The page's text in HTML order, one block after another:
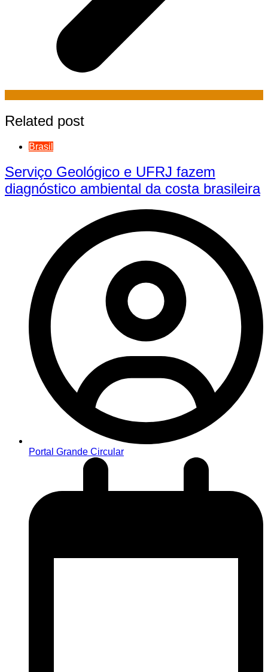
Related post
Brasil
Serviço Geológico e UFRJ fazem
diagnóstico ambiental da costa brasileira
Portal Grande Circular